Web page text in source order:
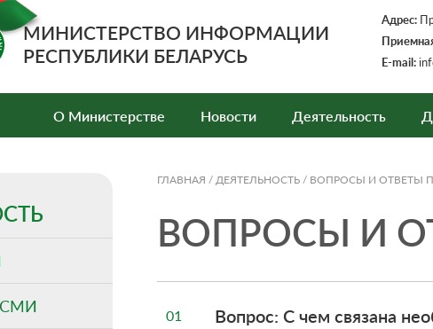
МИНИСТЕРСТВО ИНФОРМАЦИИ
РЕСПУБЛИКИ БЕЛАРУСЬ
Адрес:
E-mail:
О Министерстве Новости Деятельность
ГЛАВНАЯ / ДЕЯТЕЛЬНОСТЬ / ВОПРОСЫ И ОТВЕТЫ
ВОПРОСЫ И
01
Вопрос: С чем связана